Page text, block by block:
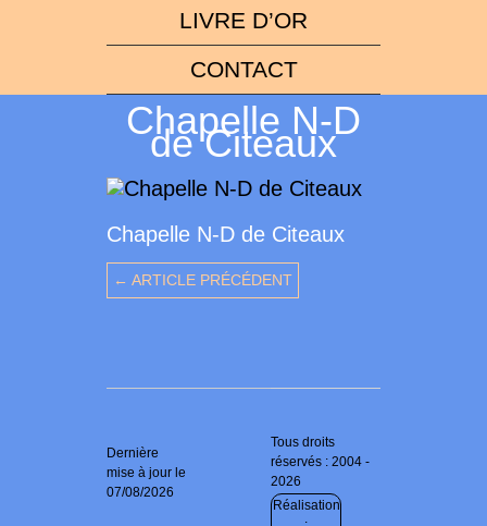
LIVRE D’OR
CONTACT
Chapelle N-D
de Citeaux
Chapelle N-D de Citeaux
← ARTICLE PRÉCÉDENT
Dernière
mise à jour le
07/08/2026
Tous droits
réservés : 2004 -
2026
Réalisation